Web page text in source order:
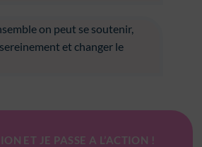
on peut se soutenir,
et changer le
ET JE PASSE A L’ACTION !